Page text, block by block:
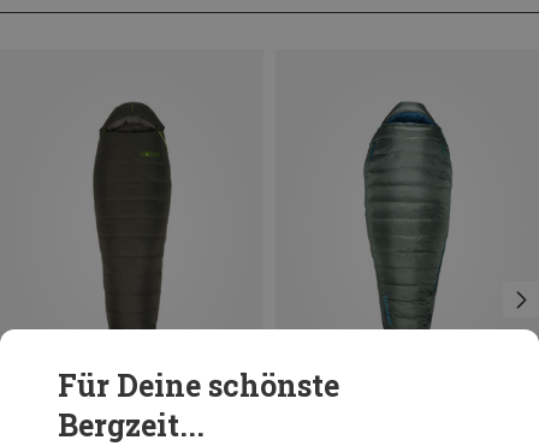
Du sparst 10%
Für Deine schönste
Bergzeit...